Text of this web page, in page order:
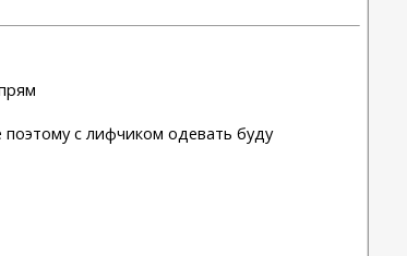
с лифчиком одевать буду